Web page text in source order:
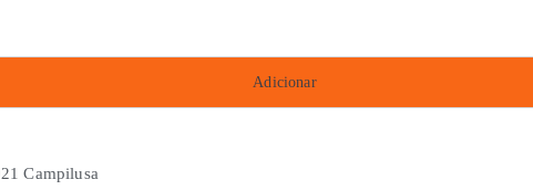
Adicionar